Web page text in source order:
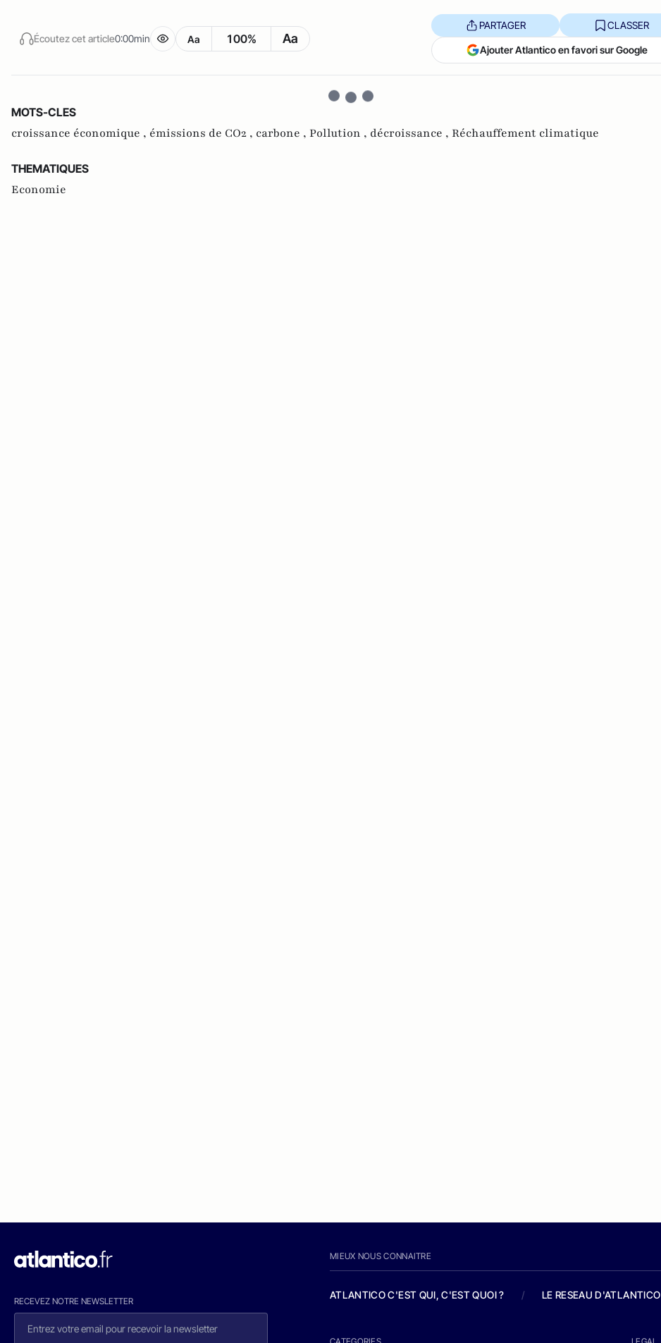
Écoutez cet article0:00min Aa 100% Aa
PARTAGER CLASSER
Ajouter Atlantico en favori sur Google
MOTS-CLES
croissance économique , émissions de CO2 , carbone , Pollution , décroissance , Réchauffement climatique
THEMATIQUES
Economie
RECEVEZ NOTRE NEWSLETTER
MIEUX NOUS CONNAITRE
ATLANTICO C'EST QUI, C'EST QUOI ? / LE RESEAU D'ATLANTICO